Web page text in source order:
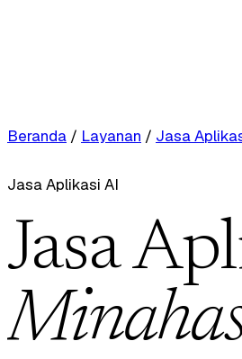
Beranda / Layanan / Jasa
Jasa Aplikasi AI
Jasa